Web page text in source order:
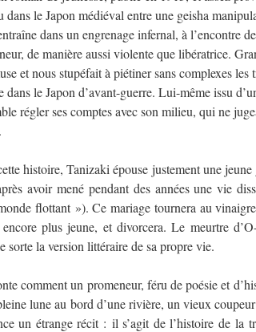
dans le Japon médiéval entre une geisha
dans un engrenage infernal, à l’encontre
de manière aussi violente que libératrice.
et nous stupéfait à piétiner sans complexes les
dans le Japon d’avant-guerre. Lui-même issu
régler ses comptes avec son milieu, qui ne
histoire, Tanizaki épouse justement une jeune
avoir mené pendant des années une vie
flottant »). Ce mariage tournera au
plus jeune, et divorcera. Le meurtre
sorte la version littéraire de sa propre vie.
comment un promeneur, féru de poésie et
lune au bord d’une rivière, un vieux
un étrange récit : il s’agit de l’histoire de la